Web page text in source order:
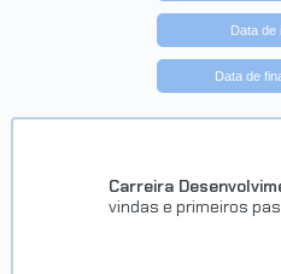
Data de
Data de
Carreira
vindas e primeiros